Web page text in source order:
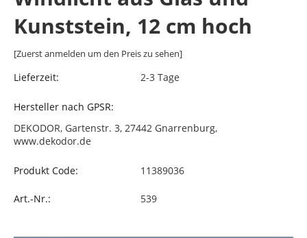
Kunststein, 12 cm hoch
[Zuerst anmelden um den Preis zu sehen]
Lieferzeit: 2-3 Tage
Hersteller nach GPSR:
DEKODOR, Gartenstr. 3, 27442 Gnarrenburg,
www.dekodor.de
Produkt Code: 11389036
Art.-Nr.: 539